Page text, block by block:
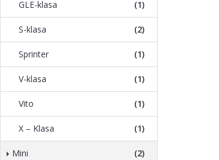
GLE-klasa (1)
S-klasa (2)
Sprinter (1)
V-klasa (1)
Vito (1)
X – Klasa (1)
Mini (2)